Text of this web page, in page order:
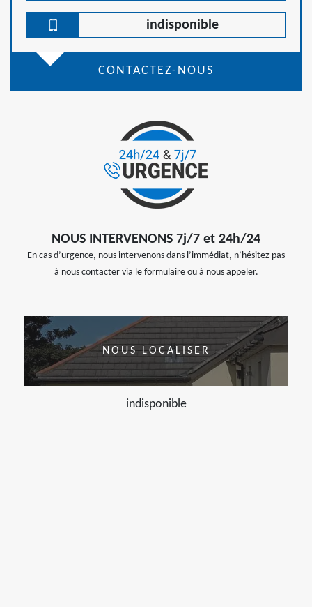
indisponible
CONTACTEZ-NOUS
NOUS INTERVENONS 7j/7 et 24h/24
En cas d’urgence, nous intervenons dans l’immédiat, n’hésitez pas
à nous contacter via le formulaire ou à nous appeler.
NOUS LOCALISER
indisponible